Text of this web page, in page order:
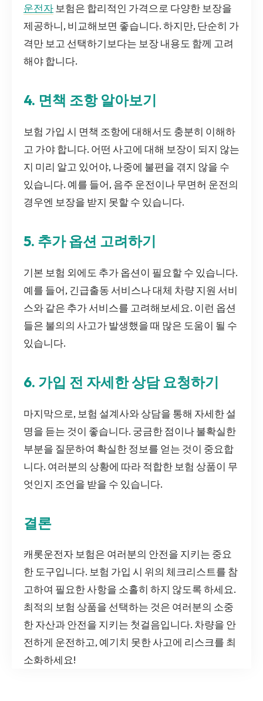
운전자 보험은 합리적인 가격으로 다양한 보장을
제공하니, 비교해보면 좋습니다. 하지만, 단순히 가
격만 보고 선택하기보다는 보장 내용도 함께 고려
해야 합니다.
4. 면책 조항 알아보기
보험 가입 시 면책 조항에 대해서도 충분히 이해하
고 가야 합니다. 어떤 사고에 대해 보장이 되지 않는
지 미리 알고 있어야, 나중에 불편을 겪지 않을 수
있습니다. 예를 들어, 음주 운전이나 무면허 운전의
경우엔 보장을 받지 못할 수 있습니다.
5. 추가 옵션 고려하기
기본 보험 외에도 추가 옵션이 필요할 수 있습니다.
예를 들어, 긴급출동 서비스나 대체 차량 지원 서비
스와 같은 추가 서비스를 고려해보세요. 이런 옵션
들은 불의의 사고가 발생했을 때 많은 도움이 될 수
있습니다.
6. 가입 전 자세한 상담 요청하기
마지막으로, 보험 설계사와 상담을 통해 자세한 설
명을 듣는 것이 좋습니다. 궁금한 점이나 불확실한
부분을 질문하여 확실한 정보를 얻는 것이 중요합
니다. 여러분의 상황에 따라 적합한 보험 상품이 무
엇인지 조언을 받을 수 있습니다.
결론
캐롯운전자 보험은 여러분의 안전을 지키는 중요
한 도구입니다. 보험 가입 시 위의 체크리스트를 참
고하여 필요한 사항을 소홀히 하지 않도록 하세요.
최적의 보험 상품을 선택하는 것은 여러분의 소중
한 자산과 안전을 지키는 첫걸음입니다. 차량을 안
전하게 운전하고, 예기치 못한 사고에 리스크를 최
소화하세요!